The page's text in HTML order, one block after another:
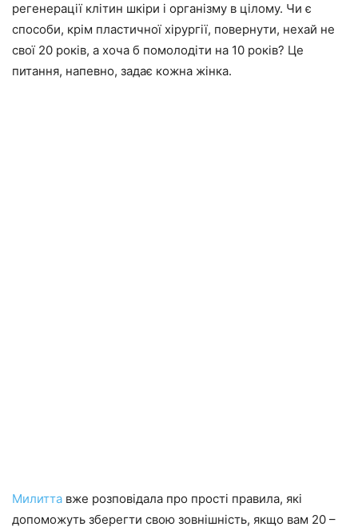
регенерації клітин шкіри і організму в цілому. Чи є
способи, крім пластичної хірургії, повернути, нехай не
свої 20 років, а хоча б помолодіти на 10 років? Це
питання, напевно, задає кожна жінка.
Милитта вже розповідала про прості правила, які
допоможуть зберегти свою зовнішність, якщо вам 20 –